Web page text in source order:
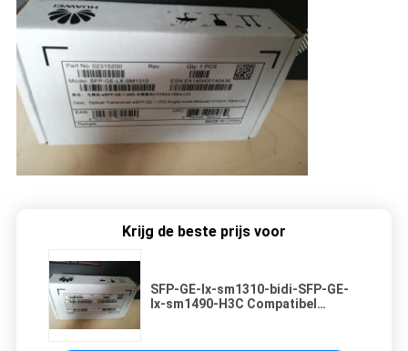
Krijg de beste prijs voor
SFP-GE-lx-sm1310-bidi-SFP-GE-
lx-sm1490-H3C Compatibel